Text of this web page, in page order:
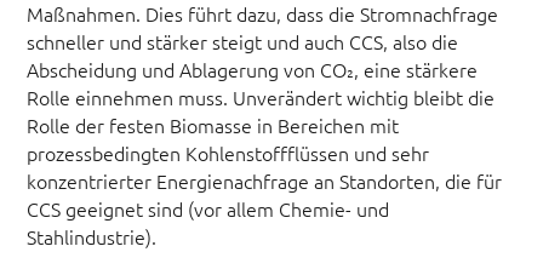
Maßnahmen. Dies führt dazu, dass die Stromnachfrage
schneller und stärker steigt und auch CCS, also die
Abscheidung und Ablagerung von CO₂, eine stärkere
Rolle einnehmen muss. Unverändert wichtig bleibt die
Rolle der festen Biomasse in Bereichen mit
prozessbedingten Kohlenstoffflüssen und sehr
konzentrierter Energienachfrage an Standorten, die für
CCS geeignet sind (vor allem Chemie- und
Stahlindustrie).